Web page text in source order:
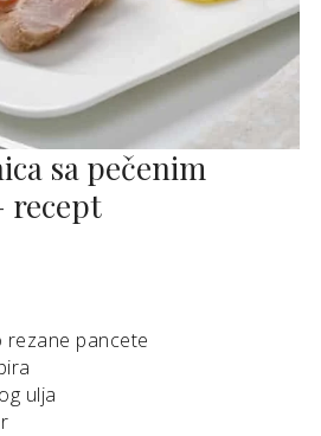
sa pečenim
recept
rezane pancete
ulja